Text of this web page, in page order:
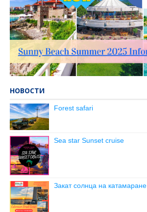
НОВОСТИ
Forest safari
Sea star Sunset cruise
Закат солнца на катамаране